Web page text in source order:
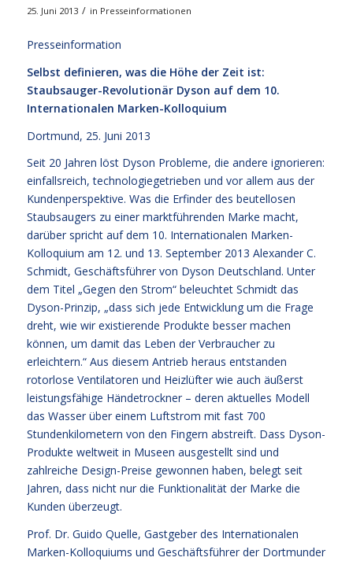
25. Juni 2013 / in Presseinformationen
Presseinformation
Selbst definieren, was die Höhe der Zeit ist:
Staubsauger-Revolutionär Dyson auf dem 10.
Internationalen Marken-Kolloquium
Dortmund, 25. Juni 2013
Seit 20 Jahren löst Dyson Probleme, die andere ignorieren:
einfallsreich, technologiegetrieben und vor allem aus der
Kundenperspektive. Was die Erfinder des beutellosen
Staubsaugers zu einer marktführenden Marke macht,
darüber spricht auf dem 10. Internationalen Marken-
Kolloquium am 12. und 13. September 2013 Alexander C.
Schmidt, Geschäftsführer von Dyson Deutschland. Unter
dem Titel „Gegen den Strom“ beleuchtet Schmidt das
Dyson-Prinzip, „dass sich jede Entwicklung um die Frage
dreht, wie wir existierende Produkte besser machen
können, um damit das Leben der Verbraucher zu
erleichtern.“ Aus diesem Antrieb heraus entstanden
rotorlose Ventilatoren und Heizlüfter wie auch äußerst
leistungsfähige Händetrockner – deren aktuelles Modell
das Wasser über einem Luftstrom mit fast 700
Stundenkilometern von den Fingern abstreift. Dass Dyson-
Produkte weltweit in Museen ausgestellt sind und
zahlreiche Design-Preise gewonnen haben, belegt seit
Jahren, dass nicht nur die Funktionalität der Marke die
Kunden überzeugt.
Prof. Dr. Guido Quelle, Gastgeber des Internationalen
Marken-Kolloquiums und Geschäftsführer der Dortmunder